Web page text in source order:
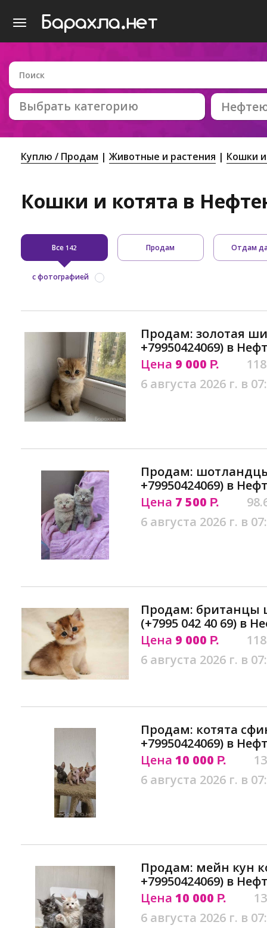
Выбрать категорию
Куплю / Продам Животные и растения Кошки
Кошки и котята в
Все 142 Продам Отдам
с фотографией
Продам: золотая
+79950424069) в
Цена 9 000 Р.
6 августа 2026 г. в
Продам:
+79950424069) в
Цена 7 500 Р.
6 августа 2026 г. в
Продам: британцы
(+7995 042 40 69) в
Цена 9 000 Р.
6 августа 2026 г. в
Продам: котята
+79950424069) в
Цена 10 000 Р.
6 августа 2026 г. в
Продам: мейн кун
+79950424069) в
Цена 10 000 Р.
6 августа 2026 г. в